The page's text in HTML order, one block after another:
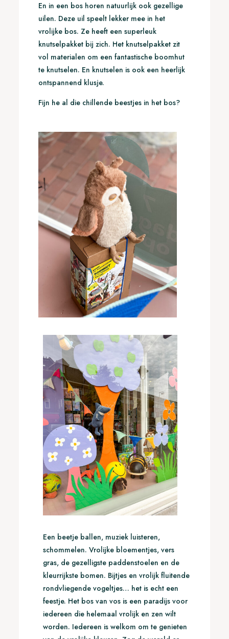
En in een bos horen natuurlijk ook gezellige
uilen. Deze uil speelt lekker mee in het
vrolijke bos. Ze heeft een superleuk
knutselpakket bij zich. Het knutselpakket zit
vol materialen om een fantastische boomhut
te knutselen. En knutselen is ook een heerlijk
ontspannend klusje.
Fijn he al die chillende beestjes in het bos?
Een beetje ballen, muziek luisteren,
schommelen. Vrolijke bloementjes, vers
gras, de gezelligste paddenstoelen en de
kleurrijkste bomen. Bijtjes en vrolijk fluitende
rondvliegende vogeltjes… het is echt een
feestje. Het bos van vos is een paradijs voor
iedereen die helemaal vrolijk en zen wilt
worden. Iedereen is welkom om te genieten